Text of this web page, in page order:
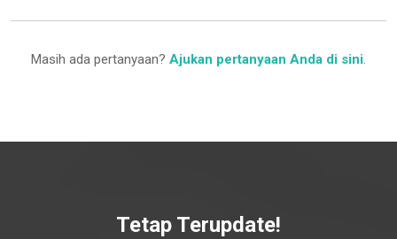
Masih ada pertanyaan? Ajukan pertanyaan Anda di sini.
Tetap Terupdate!